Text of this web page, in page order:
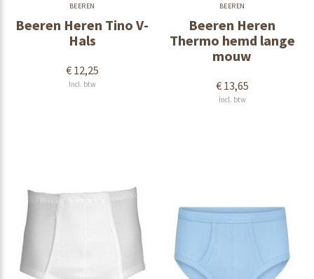
BEEREN
Beeren Heren Tino V-
Hals
€ 12,25
Incl. btw
BEEREN
Beeren Heren
Thermo hemd lange
mouw
€ 13,65
Incl. btw